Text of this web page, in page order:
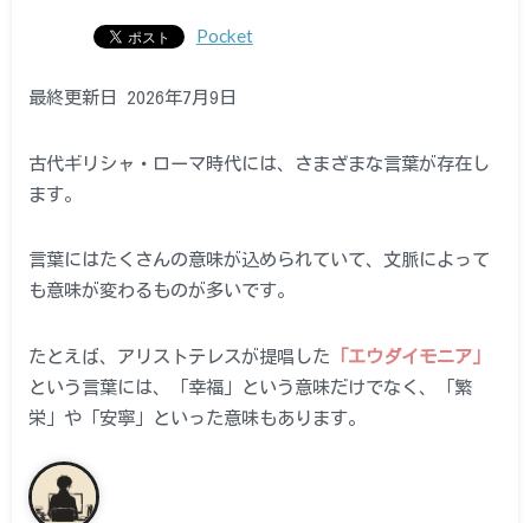
Pocket
最終更新日 2026年7月9日
古代ギリシャ・ローマ時代には、さまざまな言葉が存在し
ます。
言葉にはたくさんの意味が込められていて、文脈によって
も意味が変わるものが多いです。
たとえば、アリストテレスが提唱した 「エウダイモニア」
という言葉には、「幸福」という意味だけでなく、「繁
栄」や「安寧」といった意味もあります。